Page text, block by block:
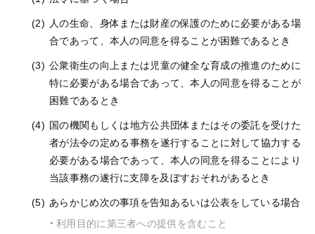
人の生命、身体または財産の保護のために必要がある場
合であって、本人の同意を得ることが困難であるとき
公衆衛生の向上または児童の健全な育成の推進のために
特に必要がある場合であって、本人の同意を得ることが
困難であるとき
国の機関もしくは地方公共団体またはその委託を受けた
者が法令の定める事務を遂行することに対して協力する
必要がある場合であって、本人の同意を得ることにより
当該事務の遂行に支障を及ぼすおそれがあるとき
あらかじめ次の事項を告知あるいは公表をしている場合
利用目的に第三者への提供を含むこと